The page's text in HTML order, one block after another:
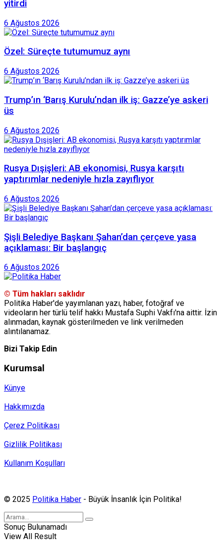
yitirdi
6 Ağustos 2026
Özel: Süreçte tutumumuz aynı
6 Ağustos 2026
Trump’ın ‘Barış Kurulu’ndan ilk iş: Gazze’ye askeri
üs
6 Ağustos 2026
Rusya Dışişleri: AB ekonomisi, Rusya karşıtı
yaptırımlar nedeniyle hızla zayıflıyor
6 Ağustos 2026
Şişli Belediye Başkanı Şahan’dan çerçeve yasa
açıklaması: Bir başlangıç
6 Ağustos 2026
© Tüm hakları saklıdır
Politika Haber'de yayımlanan yazı, haber, fotoğraf ve
videoların her türlü telif hakkı Mustafa Suphi Vakfı'na aittir. İzin
alınmadan, kaynak gösterilmeden ve link verilmeden
alıntılanamaz.
Bizi Takip Edin
Kurumsal
Künye
Hakkımızda
Çerez Politikası
Gizlilik Politikası
Kullanım Koşulları
© 2025 Politika Haber - Büyük İnsanlık İçin Politika!
Sonuç Bulunamadı
View All Result